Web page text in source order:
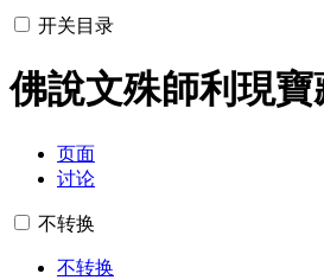
开关目录
佛說文殊師利現寶
页面
讨论
不转换
不转换